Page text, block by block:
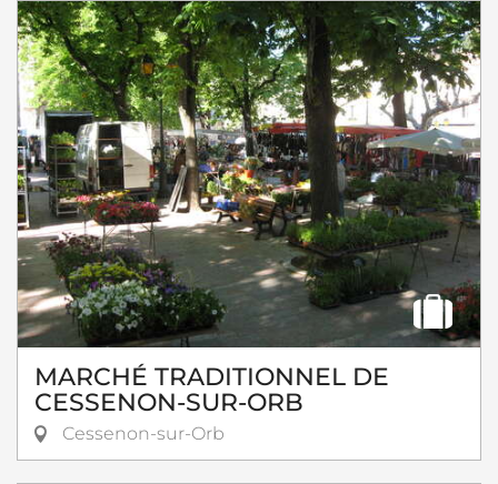
MARCHÉ TRADITIONNEL DE
CESSENON-SUR-ORB
Cessenon-sur-Orb